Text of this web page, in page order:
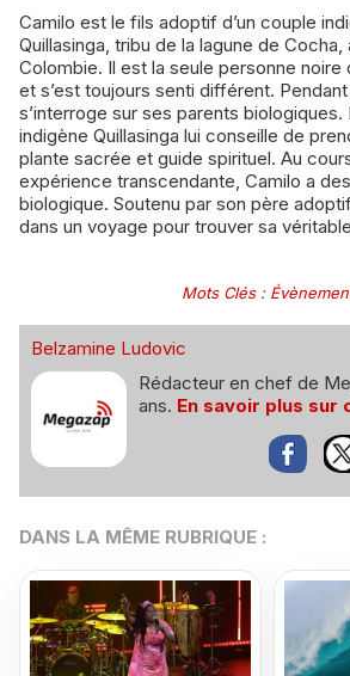
Camilo est le fils adoptif d’un couple
Quillasinga, tribu de la lagune de
Colombie. Il est la seule personne noire
et s’est toujours senti différent.
s’interroge sur ses parents
indigène Quillasinga lui conseille de
plante sacrée et guide spirituel. Au
expérience transcendante, Camilo a
biologique. Soutenu par son père
dans un voyage pour trouver sa
Mots Clés:
Belzamine Ludovic
Rédacteur en chef de
ans. En savoir plus sur
DANS LA MÊME RUBRIQUE :